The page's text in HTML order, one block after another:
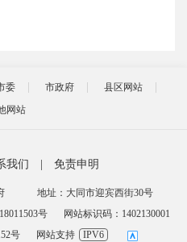
委 市政府
县区网站
网站
我们 免责申明
地址：大同市迎宾西街30号
号
网站标识码：1402130001
号
网站支持 IPV6